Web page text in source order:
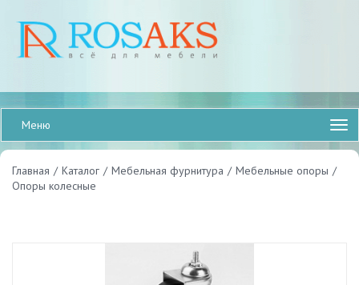
Меню
Главная / Каталог / Мебельная фурнитура / Мебельные опоры /
Опоры колесные